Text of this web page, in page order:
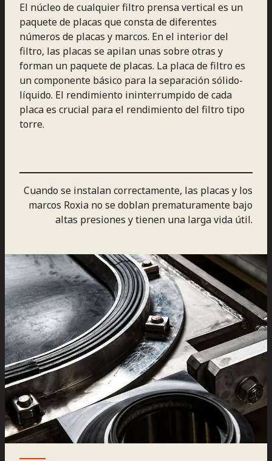
El núcleo de cualquier filtro prensa vertical es un
paquete de placas que consta de diferentes
números de placas y marcos. En el interior del
filtro, las placas se apilan unas sobre otras y
forman un paquete de placas. La placa de filtro es
un componente básico para la separación sólido-
líquido. El rendimiento ininterrumpido de cada
placa es crucial para el rendimiento del filtro tipo
torre.
Cuando se instalan correctamente, las placas y los
marcos Roxia no se doblan prematuramente bajo
altas presiones y tienen una larga vida útil.